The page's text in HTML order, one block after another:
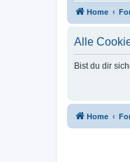
Home
Alle
Bist du dir
Home